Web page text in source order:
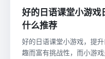
好的日语课堂小游戏
什么推荐
好的日语课堂小游戏，提
趣而富有挑战性，而小游